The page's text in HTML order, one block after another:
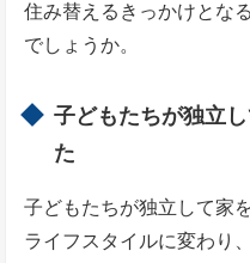
住み替えるきっかけとな
でしょうか。
子どもたちが独立
た
子どもたちが独立して家
ライフスタイルに変わり